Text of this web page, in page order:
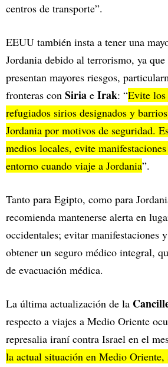
centros de transporte”.
EEUU también insta a tener una
Jordania debido al terrorismo, ya que
presentan mayores riesgos,
fronteras con Siria e Irak: “Evite los
refugiados sirios designados y
Jordania por motivos de seguridad.
medios locales, evite
entorno cuando viaje a Jordania”.
Tanto para Egipto, como para
recomienda mantenerse alerta en
occidentales; evitar manifestaciones
obtener un seguro médico integral,
de evacuación médica.
La última actualización de la
respecto a viajes a Medio Oriente
represalia iraní contra Israel en el
la actual situación en Medio Oriente,